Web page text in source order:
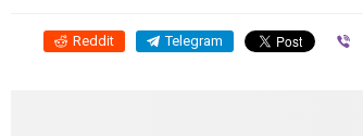
Reddit Telegram